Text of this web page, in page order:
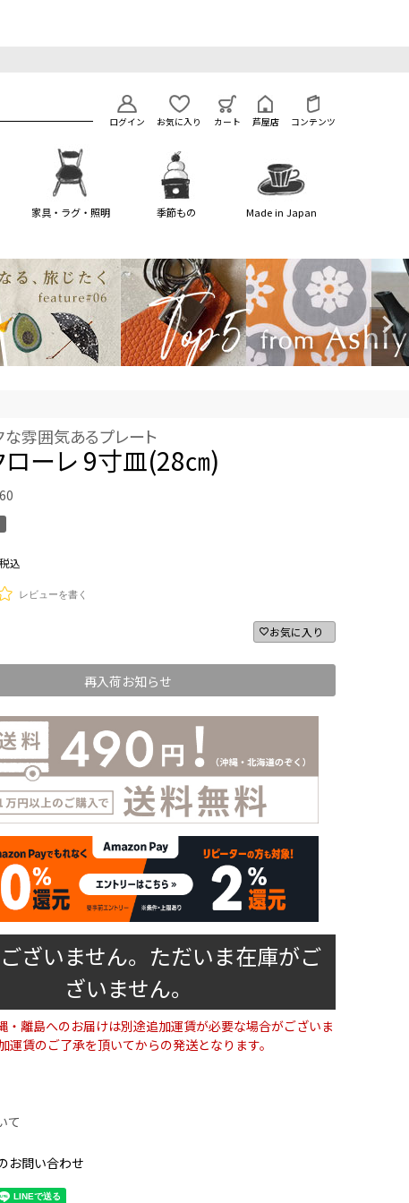
ログイン お気に入り カート 芦屋店 コンテンツ
家具・ラグ・照明 季節もの Made in Japan
な雰囲気あるプレート
ローレ 9寸皿(28㎝)
税込
レビューを書く
お気に入り
再入荷お知らせ
ざいません。ただいま在庫がご
ざいません。
離島へのお届けは別途追加運賃が必要な場合がございま
運賃のご了承を頂いてからの発送となります。
て
お問い合わせ